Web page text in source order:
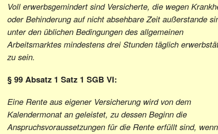
Voll erwerbsgemindert sind Versicherte, die wegen
oder Behinderung auf nicht absehbare Zeit außerstande
unter den üblichen Bedingungen des allgemeinen
Arbeitsmarktes mindestens drei Stunden täglich
zu sein.
§ 99 Absatz 1 Satz 1 SGB VI:
Eine Rente aus eigener Versicherung wird von dem
Kalendermonat an geleistet, zu dessen Beginn die
Anspruchsvoraussetzungen für die Rente erfüllt sind,